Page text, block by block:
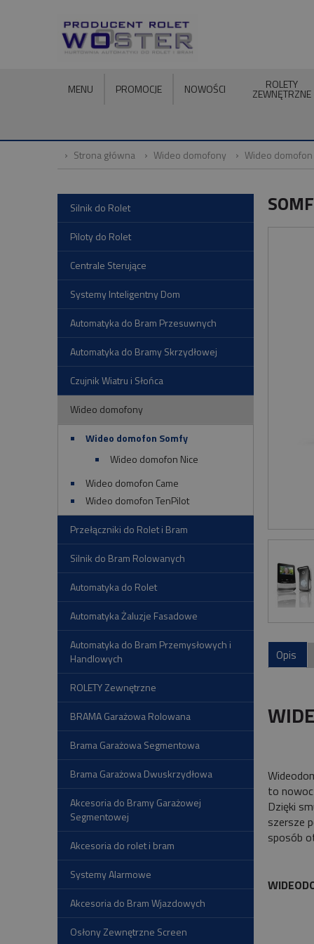
MENU PROMOCJE NOWOŚCI ROLETY
ZEWNĘTRZNE
Strona główna Wideo domofony Wideo
Silnik do Rolet
Piloty do Rolet
Centrale Sterujące
Systemy Inteligentny Dom
Automatyka do Bram Przesuwnych
Automatyka do Bramy Skrzydłowej
Czujnik Wiatru i Słońca
Wideo domofony
Wideo domofon Somfy
Wideo domofon Nice
Wideo domofon Came
Wideo domofon TenPilot
Przełączniki do Rolet i Bram
Silnik do Bram Rolowanych
Automatyka do Rolet
Automatyka Żaluzje Fasadowe
Automatyka do Bram Przemysłowych i
Handlowych
ROLETY Zewnętrzne
BRAMA Garażowa Rolowana
Brama Garażowa Segmentowa
Brama Garażowa Dwuskrzydłowa
Akcesoria do Bramy Garażowej
Segmentowej
Akcesoria do rolet i bram
Systemy Alarmowe
Akcesoria do Bram Wjazdowych
Osłony Zewnętrzne Screen
Opis
to
Dzięki
szersze
sposób